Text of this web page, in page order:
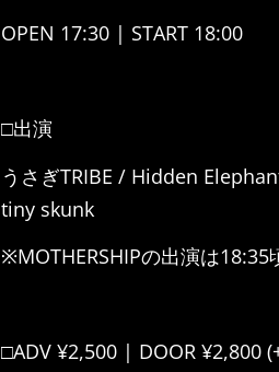
OPEN 17:30 | START 18:00
□出演
うさぎTRIBE / Hidden
tiny skunk
※MOTHERSHIPの出演は18:35
□ADV ¥2,500 | DOOR ¥2,800